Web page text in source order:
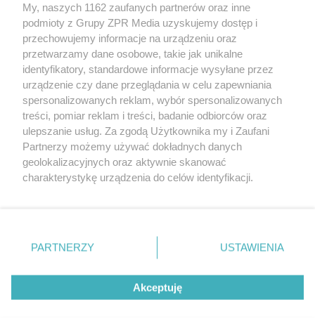
Żaden utwór zamieszczony w serwisie nie może być powielany i
rozpowszechniany lub dalej rozpowszechniany w jakikolwiek sposób (w
tym także elektroniczny lub mechaniczny) na jakimkolwiek polu
eksploatacji w jakiejkolwiek formie, włącznie z umieszczaniem w
Internecie bez pisemnej zgody właściciela praw. Jakiekolwiek użycie lub
wykorzystanie utworów w całości lub w części z naruszeniem prawa,
tzn. bez właściwej zgody, jest zabronione pod groźbą kary i może być
ścigane prawnie.
© 2026 Grupa ZPR Media
My, naszych 1162 zaufanych partnerów oraz inne
podmioty z Grupy ZPR Media uzyskujemy dostęp i
przechowujemy informacje na urządzeniu oraz
przetwarzamy dane osobowe, takie jak unikalne
identyfikatory, standardowe informacje wysyłane przez
urządzenie czy dane przeglądania w celu zapewniania
spersonalizowanych reklam, wybór spersonalizowanych
treści, pomiar reklam i treści, badanie odbiorców oraz
ulepszanie usług. Za zgodą Użytkownika my i Zaufani
Partnerzy możemy używać dokładnych danych
geolokalizacyjnych oraz aktywnie skanować
charakterystykę urządzenia do celów identyfikacji.
zmienić/wycofać klikając przycisk ustawień prywatności
znajdujący się w lewym dolnym rogu strony
rodzaje przetwarzania danych nie wymagają zgody
użytkownika, ale masz prawo sprzeciwić się takiemu
przetwarzaniu. Preferencje będą miały zastosowanie tylko
PARTNERZY USTAWIENIA
Akceptuję